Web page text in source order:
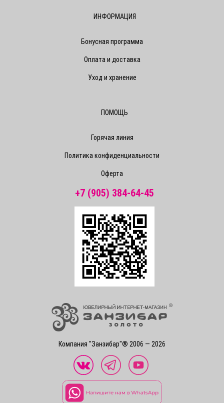
Компания "Занзибар"® 2006 — 2026
ИНФОРМАЦИЯ
Бонусная программа
Оплата и доставка
Уход и хранение
ПОМОЩЬ
Горячая линия
Политика конфиденциальности
Оферта
+7 (905) 384-64-45